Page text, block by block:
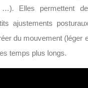
Elles permettent
ajustements
du mouvement (léger
temps plus longs.